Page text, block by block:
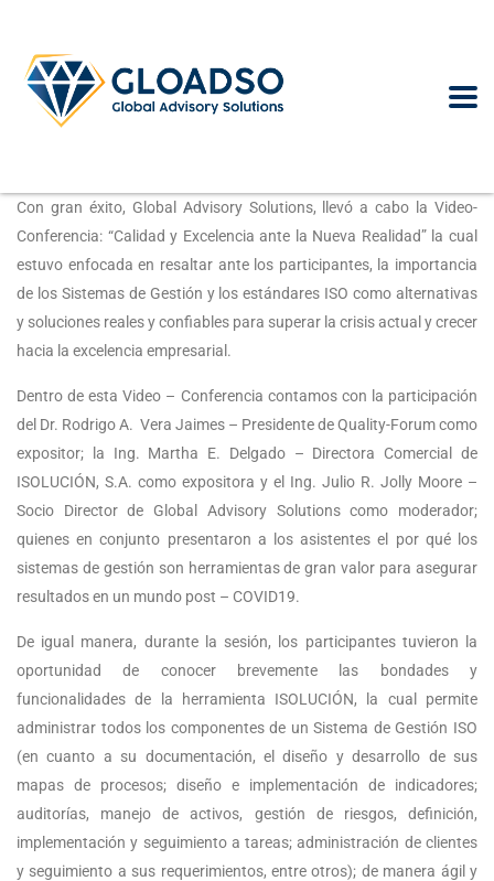
Con gran éxito, Global Advisory Solutions, llevó a cabo la Video-
Conferencia: “Calidad y Excelencia ante la Nueva Realidad” la cual
estuvo enfocada en resaltar ante los participantes, la importancia
de los Sistemas de Gestión y los estándares ISO como alternativas
y soluciones reales y confiables para superar la crisis actual y crecer
hacia la excelencia empresarial.
Dentro de esta Video – Conferencia contamos con la participación
del Dr. Rodrigo A. Vera Jaimes – Presidente de Quality-Forum como
expositor; la Ing. Martha E. Delgado – Directora Comercial de
ISOLUCIÓN, S.A. como expositora y el Ing. Julio R. Jolly Moore –
Socio Director de Global Advisory Solutions como moderador;
quienes en conjunto presentaron a los asistentes el por qué los
sistemas de gestión son herramientas de gran valor para asegurar
resultados en un mundo post – COVID19.
De igual manera, durante la sesión, los participantes tuvieron la
oportunidad de conocer brevemente las bondades y
funcionalidades de la herramienta ISOLUCIÓN, la cual permite
administrar todos los componentes de un Sistema de Gestión ISO
(en cuanto a su documentación, el diseño y desarrollo de sus
mapas de procesos; diseño e implementación de indicadores;
auditorías, manejo de activos, gestión de riesgos, definición,
implementación y seguimiento a tareas; administración de clientes
y seguimiento a sus requerimientos, entre otros); de manera ágil y